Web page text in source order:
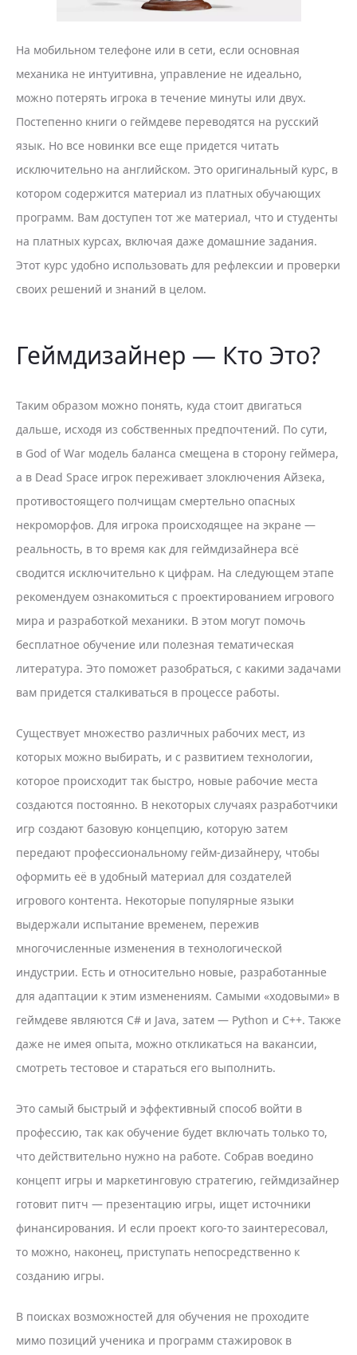
На мобильном телефоне или в сети, если основная
механика не интуитивна, управление не идеально,
можно потерять игрока в течение минуты или двух.
Постепенно книги о геймдеве переводятся на русский
язык. Но все новинки все еще придется читать
исключительно на английском. Это оригинальный курс, в
котором содержится материал из платных обучающих
программ. Вам доступен тот же материал, что и студенты
на платных курсах, включая даже домашние задания.
Этот курс удобно использовать для рефлексии и проверки
своих решений и знаний в целом.
Геймдизайнер — Кто Это?
Таким образом можно понять, куда стоит двигаться
дальше, исходя из собственных предпочтений. По сути,
в God of War модель баланса смещена в сторону геймера,
а в Dead Space игрок переживает злоключения Айзека,
противостоящего полчищам смертельно опасных
некроморфов. Для игрока происходящее на экране —
реальность, в то время как для геймдизайнера всё
сводится исключительно к цифрам. На следующем этапе
рекомендуем ознакомиться с проектированием игрового
мира и разработкой механики. В этом могут помочь
бесплатное обучение или полезная тематическая
литература. Это поможет разобраться, с какими задачами
вам придется сталкиваться в процессе работы.
Существует множество различных рабочих мест, из
которых можно выбирать, и с развитием технологии,
которое происходит так быстро, новые рабочие места
создаются постоянно. В некоторых случаях разработчики
игр создают базовую концепцию, которую затем
передают профессиональному гейм-дизайнеру, чтобы
оформить её в удобный материал для создателей
игрового контента. Некоторые популярные языки
выдержали испытание временем, пережив
многочисленные изменения в технологической
индустрии. Есть и относительно новые, разработанные
для адаптации к этим изменениям. Самыми «ходовыми» в
геймдеве являются C# и Java, затем — Python и С++. Также
даже не имея опыта, можно откликаться на вакансии,
смотреть тестовое и стараться его выполнить.
Это самый быстрый и эффективный способ войти в
профессию, так как обучение будет включать только то,
что действительно нужно на работе. Собрав воедино
концепт игры и маркетинговую стратегию, геймдизайнер
готовит питч — презентацию игры, ищет источники
финансирования. И если проект кого-то заинтересовал,
то можно, наконец, приступать непосредственно к
созданию игры.
В поисках возможностей для обучения не проходите
мимо позиций ученика и программ стажировок в